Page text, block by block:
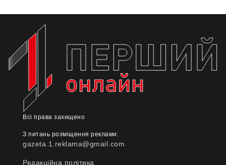
Всі права захищено
З питань розміщення реклами:
gazeta.1.reklama@gmail.com
Редакційна політика